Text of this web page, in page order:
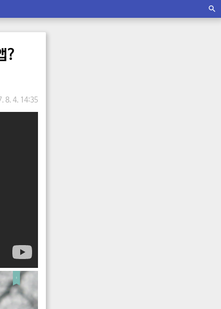
?
8. 4. 14:35